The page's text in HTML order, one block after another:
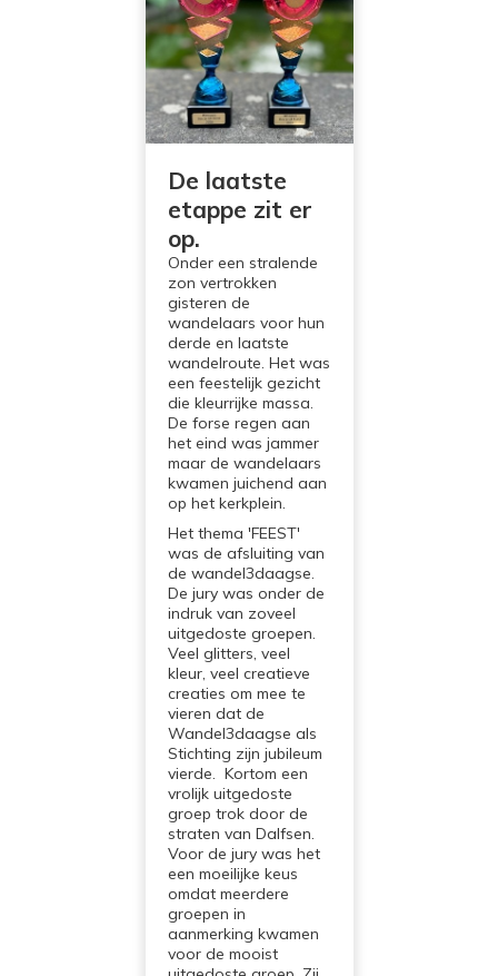
De laatste
etappe zit er
op.
Onder een stralende
zon vertrokken
gisteren de
wandelaars voor hun
derde en laatste
wandelroute. Het was
een feestelijk gezicht
die kleurrijke massa.
De forse regen aan
het eind was jammer
maar de wandelaars
kwamen juichend aan
op het kerkplein.
Het thema 'FEEST'
was de afsluiting van
de wandel3daagse.
De jury was onder de
indruk van zoveel
uitgedoste groepen.
Veel glitters, veel
kleur, veel creatieve
creaties om mee te
vieren dat de
Wandel3daagse als
Stichting zijn jubileum
vierde. Kortom een
vrolijk uitgedoste
groep trok door de
straten van Dalfsen.
Voor de jury was het
een moeilijke keus
omdat meerdere
groepen in
aanmerking kwamen
voor de mooist